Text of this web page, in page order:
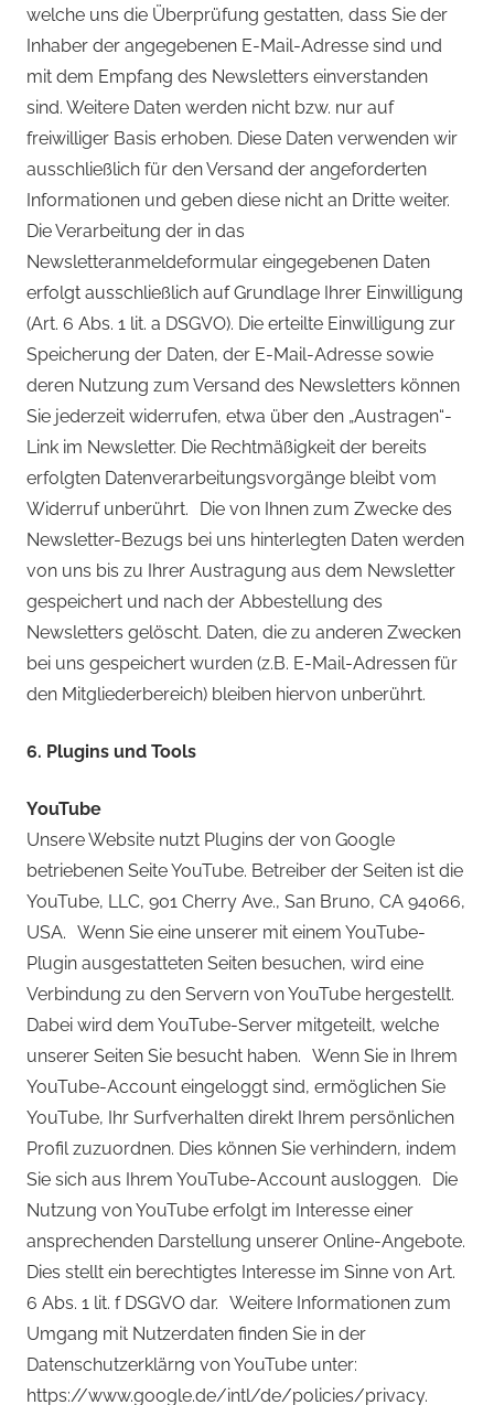
welche uns die Überprüfung gestatten, dass Sie der
Inhaber der angegebenen E-Mail-Adresse sind und
mit dem Empfang des Newsletters einverstanden
sind. Weitere Daten werden nicht bzw. nur auf
freiwilliger Basis erhoben. Diese Daten verwenden wir
ausschließlich für den Versand der angeforderten
Informationen und geben diese nicht an Dritte weiter.
Die Verarbeitung der in das
Newsletteranmeldeformular eingegebenen Daten
erfolgt ausschließlich auf Grundlage Ihrer Einwilligung
(Art. 6 Abs. 1 lit. a DSGVO). Die erteilte Einwilligung zur
Speicherung der Daten, der E-Mail-Adresse sowie
deren Nutzung zum Versand des Newsletters können
Sie jederzeit widerrufen, etwa über den „Austragen“-
Link im Newsletter. Die Rechtmäßigkeit der bereits
erfolgten Datenverarbeitungsvorgänge bleibt vom
Widerruf unberührt. Die von Ihnen zum Zwecke des
Newsletter-Bezugs bei uns hinterlegten Daten werden
von uns bis zu Ihrer Austragung aus dem Newsletter
gespeichert und nach der Abbestellung des
Newsletters gelöscht. Daten, die zu anderen Zwecken
bei uns gespeichert wurden (z.B. E-Mail-Adressen für
den Mitgliederbereich) bleiben hiervon unberührt.
6. Plugins und Tools
YouTube
Unsere Website nutzt Plugins der von Google
betriebenen Seite YouTube. Betreiber der Seiten ist die
YouTube, LLC, 901 Cherry Ave., San Bruno, CA 94066,
USA. Wenn Sie eine unserer mit einem YouTube-
Plugin ausgestatteten Seiten besuchen, wird eine
Verbindung zu den Servern von YouTube hergestellt.
Dabei wird dem YouTube-Server mitgeteilt, welche
unserer Seiten Sie besucht haben. Wenn Sie in Ihrem
YouTube-Account eingeloggt sind, ermöglichen Sie
YouTube, Ihr Surfverhalten direkt Ihrem persönlichen
Profil zuzuordnen. Dies können Sie verhindern, indem
Sie sich aus Ihrem YouTube-Account ausloggen. Die
Nutzung von YouTube erfolgt im Interesse einer
ansprechenden Darstellung unserer Online-Angebote.
Dies stellt ein berechtigtes Interesse im Sinne von Art.
6 Abs. 1 lit. f DSGVO dar. Weitere Informationen zum
Umgang mit Nutzerdaten finden Sie in der
Datenschutzerklärng von YouTube unter:
https://www.google.de/intl/de/policies/privacy.